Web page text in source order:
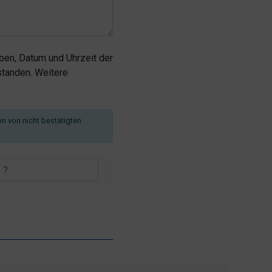
Datum und Uhrzeit der
Weitere
von nicht bestätigten